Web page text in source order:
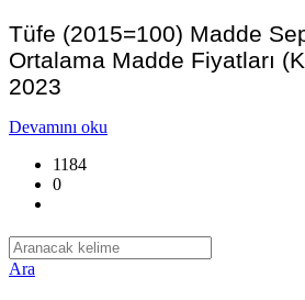
Tüfe (2015=100) Madde
Ortalama Madde Fiyatları
2023
Devamını oku
1184
0
Ara